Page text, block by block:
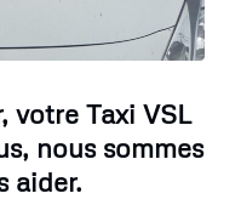
votre Taxi VSL
nous sommes
aider.